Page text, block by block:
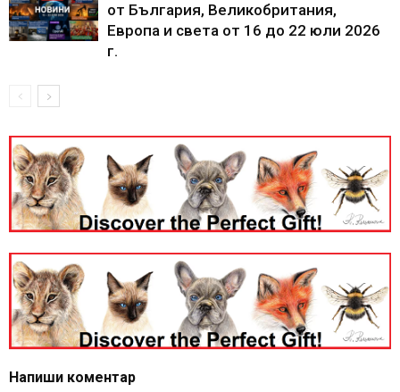
от България, Великобритания,
Европа и света от 16 до 22 юли 2026
г.
Напиши коментар